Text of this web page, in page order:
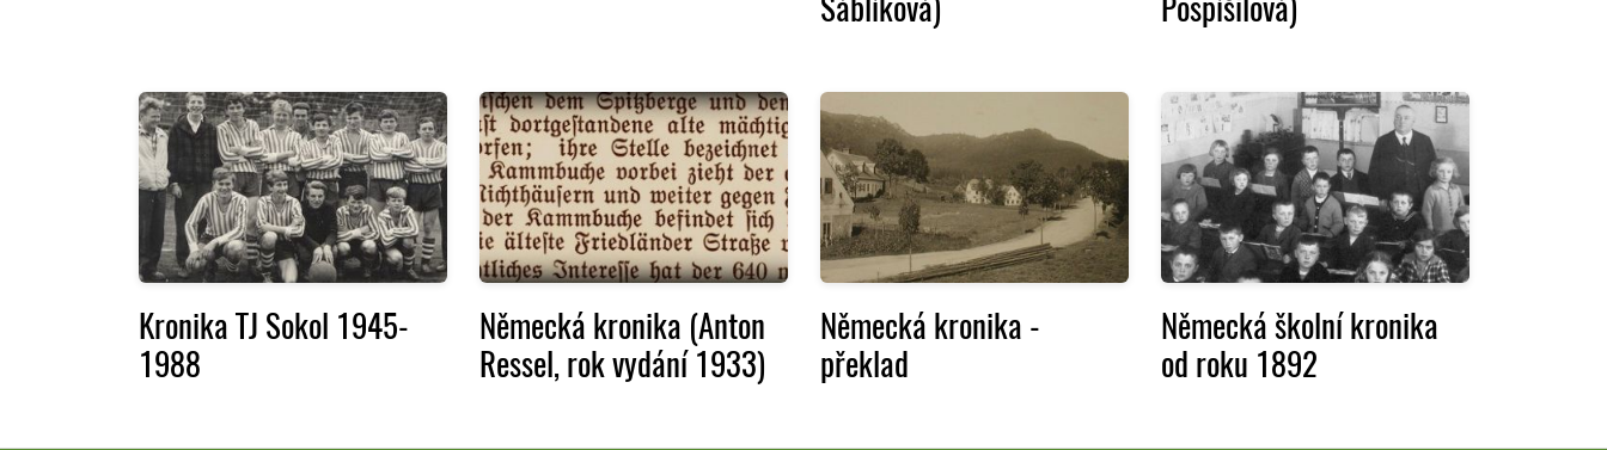
Kronika TJ Sokol 1945-
1988
Německá kronika (Anton
Ressel, rok vydání 1933)
Německá kronika -
překlad
Německá školní kronika
od roku 1892